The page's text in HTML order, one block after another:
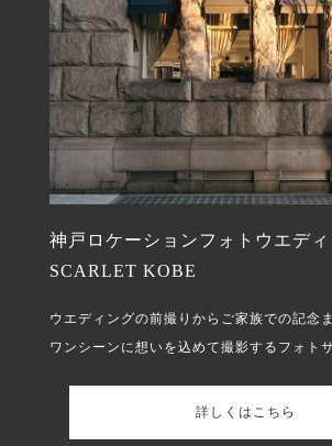
神戸ロケーションフォトウエデ
SCARLET KOBE
ウエディングの前撮りからご家族での記念
ワンシーンに想いを込めて撮影するフォト
詳しくはこちら